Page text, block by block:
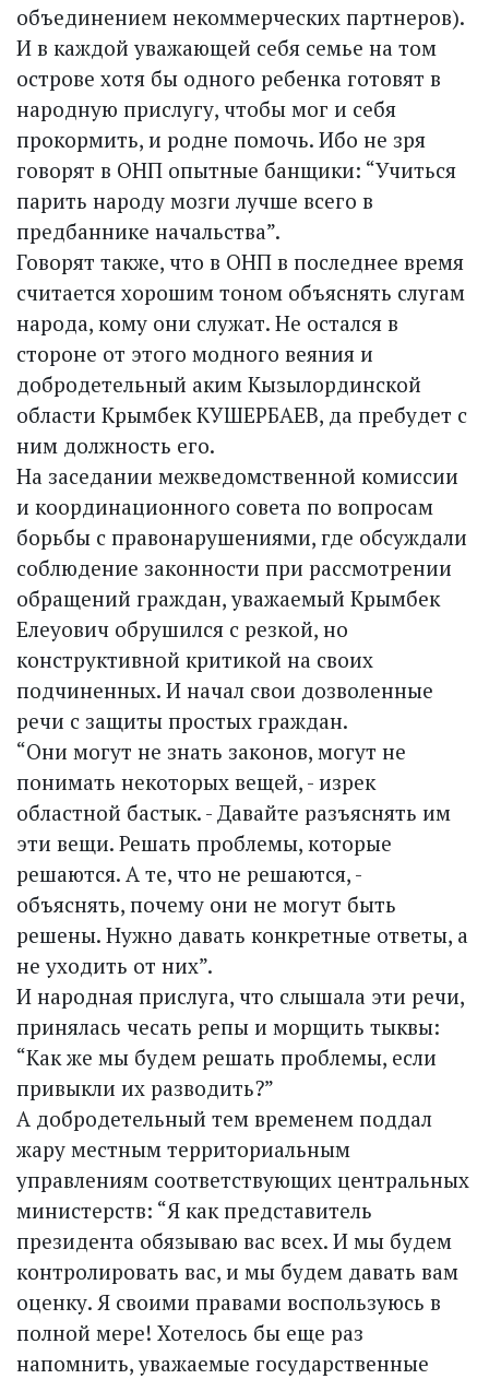
объединением некоммерческих партнеров).
И в каждой уважающей себя семье на том
острове хотя бы одного ребенка готовят в
народную прислугу, чтобы мог и себя
прокормить, и родне помочь. Ибо не зря
говорят в ОНП опытные банщики: “Учиться
парить народу мозги лучше всего в
предбаннике начальства”.
Говорят также, что в ОНП в последнее время
считается хорошим тоном объяснять слугам
народа, кому они служат. Не остался в
стороне от этого модного веяния и
добродетельный аким Кызылординской
области Крымбек КУШЕРБАЕВ, да пребудет с
ним должность его.
На заседании межведомственной комиссии
и координационного совета по вопросам
борьбы с правонарушениями, где обсуждали
соблюдение законности при рассмотрении
обращений граждан, уважаемый Крымбек
Елеуович обрушился с резкой, но
конструктивной критикой на своих
подчиненных. И начал свои дозволенные
речи с защиты простых граждан.
“Они могут не знать законов, могут не
понимать некоторых вещей, - изрек
областной бастык. - Давайте разъяснять им
эти вещи. Решать проблемы, которые
решаются. А те, что не решаются, -
объяснять, почему они не могут быть
решены. Нужно давать конкретные ответы, а
не уходить от них”.
И народная прислуга, что слышала эти речи,
принялась чесать репы и морщить тыквы:
“Как же мы будем решать проблемы, если
привыкли их разводить?”
А добродетельный тем временем поддал
жару местным территориальным
управлениям соответствующих центральных
министерств: “Я как представитель
президента обязываю вас всех. И мы будем
контролировать вас, и мы будем давать вам
оценку. Я своими правами воспользуюсь в
полной мере! Хотелось бы еще раз
напомнить, уважаемые государственные